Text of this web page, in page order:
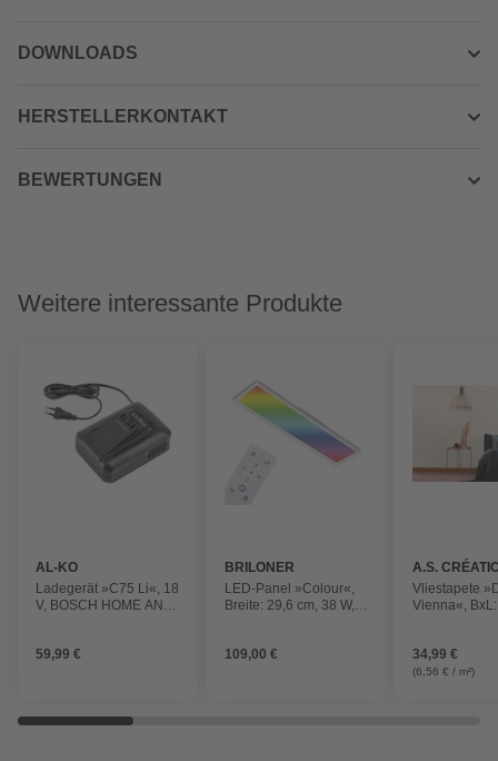
DOWNLOADS
HERSTELLERKONTAKT
BEWERTUNGEN
Weitere interessante Produkte
AL-KO
Ladegerät »C75 Li«, 18
V, BOSCH HOME AND
59,99 €
BRILONER
LED-Panel »Colour«,
Breite: 29,6 cm, 38 W,
109,00 €
A.S.
Vliestapete
Vienna«,
34,99 €
(6,56 € / m²)